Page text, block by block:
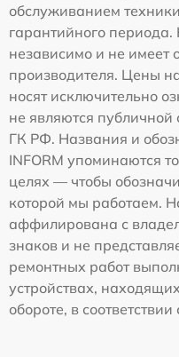
обслуживанием
гарантийного
независимо и не имеет
производителя. Цены
носят исключительно
не являются публичной
ГК РФ. Названия и
INFORM упоминаются
целях — чтобы
которой мы работаем.
аффилирована с
знаков и не
ремонтных работ
устройствах,
обороте, в